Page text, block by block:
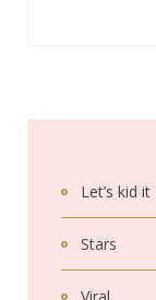
Let’s kid it
Stars